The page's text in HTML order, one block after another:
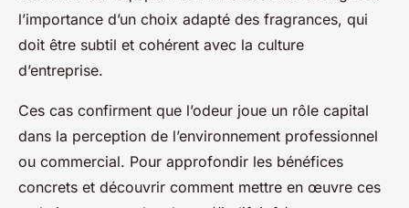
l’importance d’un choix adapté des fragrances, qui
doit être subtil et cohérent avec la culture
d’entreprise.
Ces cas confirment que l’odeur joue un rôle capital
dans la perception de l’environnement professionnel
ou commercial. Pour approfondir les bénéfices
concrets et découvrir comment mettre en œuvre ces